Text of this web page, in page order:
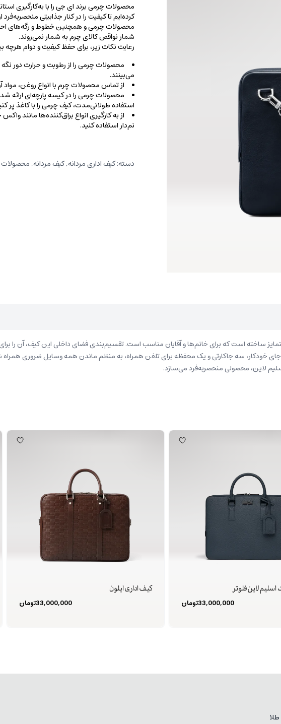
محصولات چرمی برند ای جی را با به‌کارگیری
کرده‌ایم تا کیفیت را در کنار جذابیتی
محصولات چرمی و همچنین خطوط و رگه‌‌های
شمار نواقص کالای چرم به شمار نمی‌روند.
رعایت نکات زیر، برای حفظ کیفیت و دوام
محصولات چرمی را از رطوبت و حرارت دور
می‌بینند.
از تماس محصولات چرم با انواع روغن‌، مواد
محصولات چرمی را در کیسه‌ پارچه‌ای ارائه
استفاده طولانی‌مدت، کیف‌ چرمی را با کاغذ پر
از به کارگیری انواع براق‌کننده‌ها مانند
نم‌دار استفاده کنید.
دسته:کیف اداری مردانه,کیف مردانه,محصولات
ساخته است که برای خانم‌ها و آقایان مناسب ‌است. تقسیم‌بندی فضای داخلی این کیف، آن‌ را
خودکار، سه جاکارتی و یک محفظه برای تلفن همراه، به‌ منظم ماندن همه وسایل ضروری
لاین، محصولی منحصربه‌فرد می‌سازد.
لاین فلوتر
33,000,000تومان
کیف اداری ایلون
33,000,000تومان